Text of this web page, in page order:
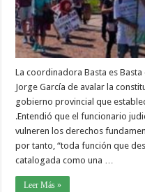
La coordinadora Basta es
Jorge García de avalar la
gobierno provincial que
.Entendió que el funcionario
vulneren los derechos
por tanto, “toda función que
catalogada como una …
Leer Más »